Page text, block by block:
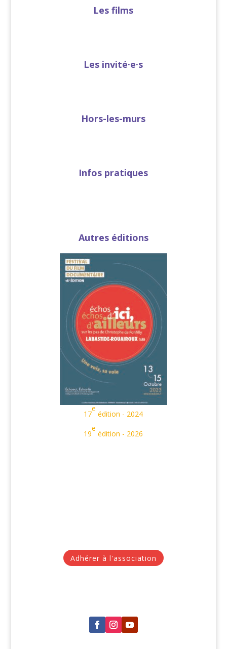
Les films
Les invité·e·s
Hors-les-murs
Infos pratiques
Autres éditions
17
e
édition - 2024
19
e
édition - 2026
Adhérer à l'association